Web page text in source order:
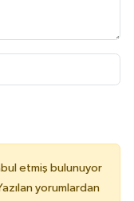
etmiş bulunuyor
yorumlardan